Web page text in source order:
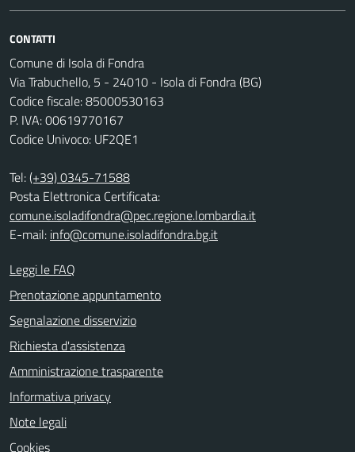
CONTATTI
Comune di Isola di Fondra
Via Trabuchello, 5 - 24010 - Isola di Fondra (BG)
Codice fiscale: 85000530163
P. IVA: 00619770167
Codice Univoco: UF2QE1
Tel:(+39) 0345-71588
Posta Elettronica Certificata:
comune.isoladifondra@pec.regione.lombardia.it
E-mail: info@comune.isoladifondra.bg.it
Leggi le FAQ
Prenotazione appuntamento
Segnalazione disservizio
Richiesta d'assistenza
Amministrazione trasparente
Informativa privacy
Note legali
Cookies